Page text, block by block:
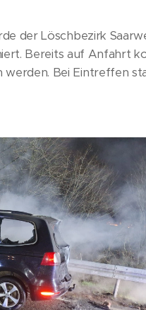
der Löschbezirk
Bereits auf Anfahrt
Bei Eintreffen